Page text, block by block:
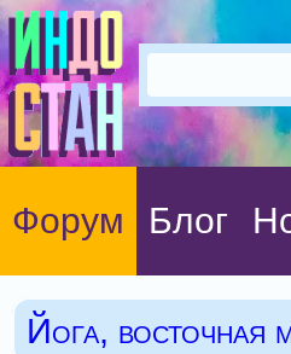
Форум Блог
Йога, восточная